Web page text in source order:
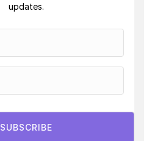
updates.
SUBSCRIBE